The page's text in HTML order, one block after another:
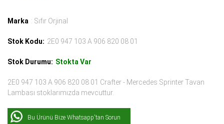
Marka : Sıfır Orjinal
Stok Kodu: 2E0 947 103 A 906 820 08 01
Stok Durumu: Stokta Var
2E0 947 103 A 906 820 08 01 Crafter - Mercedes Sprinter Tavan
Lambası stoklarımızda mevcuttur.
Bu Ürünü Bize Whatsapp'tan Sorun